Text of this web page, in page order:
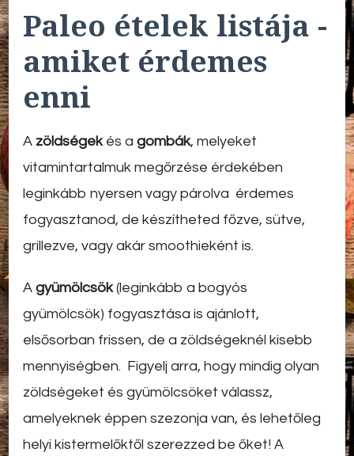
Paleo ételek listája -
amiket érdemes
enni
A zöldségek és a gombák, melyeket
vitamintartalmuk megőrzése érdekében
leginkább nyersen vagy párolva érdemes
fogyasztanod, de készítheted főzve, sütve,
grillezve, vagy akár smoothieként is.
A gyümölcsök(leginkább a bogyós
gyümölcsök) fogyasztása is ajánlott,
elsősorban frissen, de a zöldségeknél kisebb
mennyiségben. Figyelj arra, hogy mindig olyan
zöldségeket és gyümölcsöket válassz,
amelyeknek éppen szezonja van, és lehetőleg
helyi kistermelőktől szerezzed be őket! A